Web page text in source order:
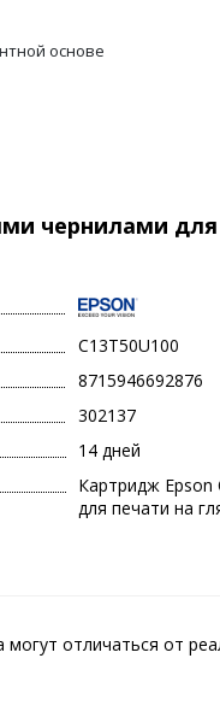
основе
чернилами
C13T50U100
8715946692876
302137
14 дней
Картридж Epson
для печати на
отличаться от